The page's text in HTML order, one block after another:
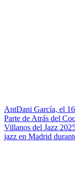
AntDani García, el
Parte de Atrás del
Villanos del Jazz
jazz en Madrid